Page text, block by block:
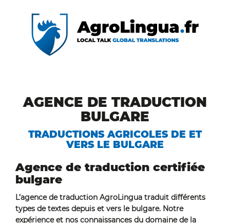
AGENCE DE TRADUCTION
BULGARE
TRADUCTIONS AGRICOLES DE ET
VERS LE BULGARE
Agence de traduction certifiée
bulgare
L’agence de traduction AgroLingua traduit différents
types de textes depuis et vers le bulgare. Notre
expérience et nos connaissances du domaine de la